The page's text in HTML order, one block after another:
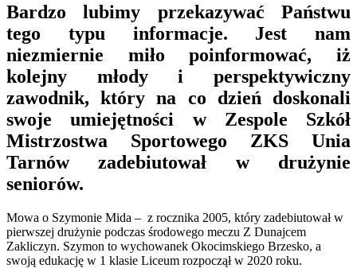
Bardzo lubimy przekazywać Państwu
tego typu informacje. Jest nam
niezmiernie miło poinformować, iż
kolejny młody i perspektywiczny
zawodnik, który na co dzień doskonali
swoje umiejętności w Zespole Szkół
Mistrzostwa Sportowego ZKS Unia
Tarnów zadebiutował w drużynie
seniorów.
Mowa o Szymonie Mida – z rocznika 2005, który zadebiutował w
pierwszej drużynie podczas środowego meczu Z Dunajcem
Zakliczyn. Szymon to wychowanek Okocimskiego Brzesko, a
swoją edukację w 1 klasie Liceum rozpoczął w 2020 roku.